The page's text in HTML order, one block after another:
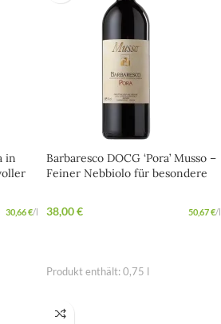
in
30,66€/
Barbaresco DOCG ‘Pora’ Musso –
Feiner Nebbiolo für besondere
38,00€ 50,67€/
Produkt enthält: 0,75